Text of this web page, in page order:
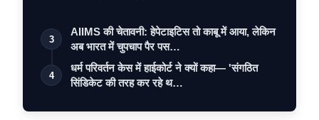
3
AIIMS की चेतावनी: हेपेटाइटिस तो काबू में आया, लेकिन
अब भारत में चुपचाप पैर पस…
4
धर्म परिवर्तन केस में हाईकोर्ट ने क्यों कहा— 'संगठित
सिंडिकेट की तरह कर रहे थ…